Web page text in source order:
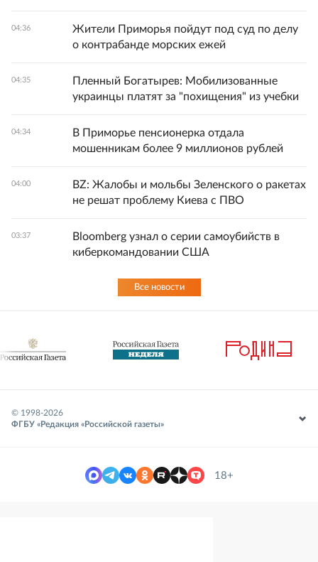
04:36
Жители Приморья пойдут под суд по делу
о контрабанде морских ежей
04:35
Пленный Богатырев: Мобилизованные
украинцы платят за "похищения" из учебки
04:34
В Приморье пенсионерка отдала
мошенникам более 9 миллионов рублей
04:00
BZ: Жалобы и мольбы Зеленского о ракетах
не решат проблему Киева с ПВО
03:37
Bloomberg узнал о серии самоубийств в
киберкомандовании США
Все новости
© 1998-2026
ФГБУ «Редакция «Российской газеты»
18+